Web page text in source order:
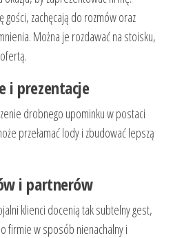
gości, zachęcają do rozmów oraz
Można je rozdawać na stoisku,
i prezentacje
drobnego upominku w postaci
przełamać lody i zbudować lepszą
i partnerów
klienci docenią tak subtelny gest,
firmie w sposób nienachalny i